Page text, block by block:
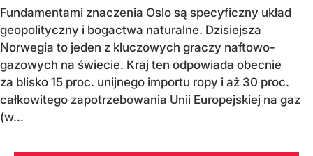
Fundamentami znaczenia Oslo są specyficzny układ
geopolityczny i bogactwa naturalne. Dzisiejsza
Norwegia to jeden z kluczowych graczy naftowo-
gazowych na świecie. Kraj ten odpowiada obecnie
za blisko 15 proc. unijnego importu ropy i aż 30 proc.
całkowitego zapotrzebowania Unii Europejskiej na gaz
(w...